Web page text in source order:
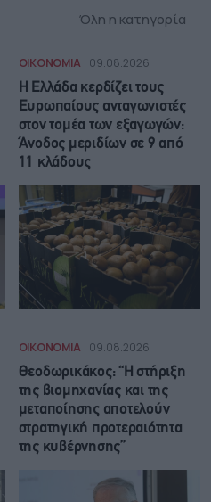
Όλη η κατηγορία
ΟΙΚΟΝΟΜΙΑ 09.08.2026
Η Ελλάδα κερδίζει τους
Ευρωπαίους ανταγωνιστές
στον τομέα των εξαγωγών:
Άνοδος μεριδίων σε 9 από
11 κλάδους
ΟΙΚΟΝΟΜΙΑ 09.08.2026
Θεοδωρικάκος: “Η στήριξη
της βιομηχανίας και της
μεταποίησης αποτελούν
στρατηγική προτεραιότητα
της κυβέρνησης”